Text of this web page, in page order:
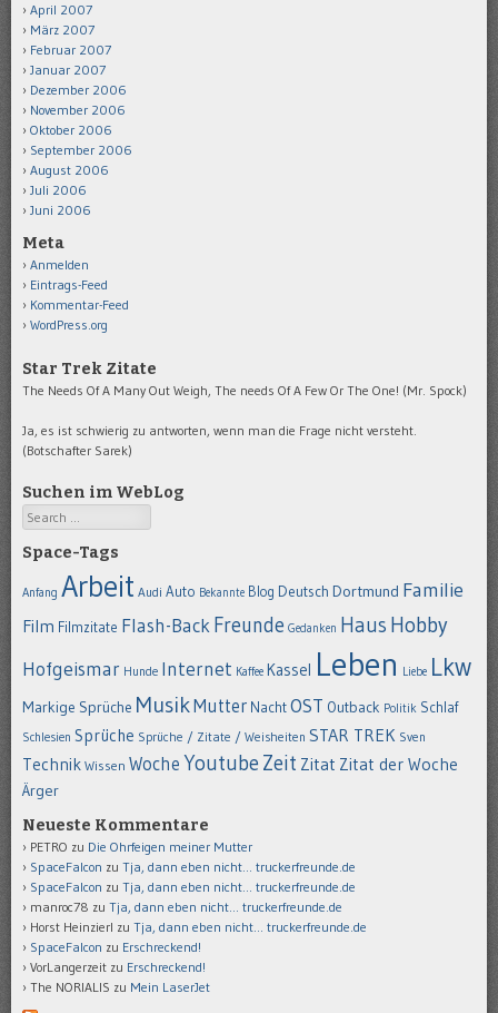
April 2007
März 2007
Februar 2007
Januar 2007
Dezember 2006
November 2006
Oktober 2006
September 2006
August 2006
Juli 2006
Juni 2006
Meta
Anmelden
Eintrags-Feed
Kommentar-Feed
WordPress.org
Star Trek Zitate
The Needs Of A Many Out Weigh, The needs Of A Few Or The One! (Mr. Spock)
Ja, es ist schwierig zu antworten, wenn man die Frage nicht versteht.
(Botschafter Sarek)
Suchen im WebLog
Search
Space-Tags
Anfang Arbeit Audi Auto Bekannte Blog Deutsch Dortmund Familie
Film Filmzitate Flash-BackFreunde Gedanken Haus Hobby
Hofgeismar Hunde Internet Kaffee Kassel Leben Liebe Lkw
Markige Sprüche MusikMutter NachtOST Outback Politik Schlaf
Schlesien Sprüche Sprüche / Zitate / Weisheiten STAR TREK Sven
Technik Wissen Woche Youtube Zeit Zitat Zitat der Woche
Ärger
Neueste Kommentare
PETRO zu Die Ohrfeigen meiner Mutter
SpaceFalcon zu Tja, dann eben nicht… truckerfreunde.de
SpaceFalcon zu Tja, dann eben nicht… truckerfreunde.de
manroc78 zu Tja, dann eben nicht… truckerfreunde.de
Horst Heinzierl zu Tja, dann eben nicht… truckerfreunde.de
SpaceFalcon zu Erschreckend!
VorLangerzeit zu Erschreckend!
The NORIALIS zu Mein LaserJet